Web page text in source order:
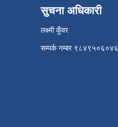
सुचना अधिकारी
लक्ष्मी कुँवर
सम्पर्क नम्बर ९८४९५०६०४६